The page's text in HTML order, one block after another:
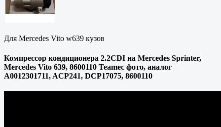
Для Mercedes Vito w639 кузов
Компрессор кондиционера 2.2CDI на Mercedes Sprinter,
Mercedes Vito 639, 8600110 Teamec фото, аналог
A0012301711, ACP241, DCP17075, 8600110